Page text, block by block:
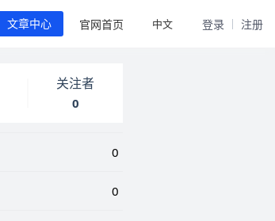
文章中心 官网首页 中文 登录 注册
关注者
0
0
0